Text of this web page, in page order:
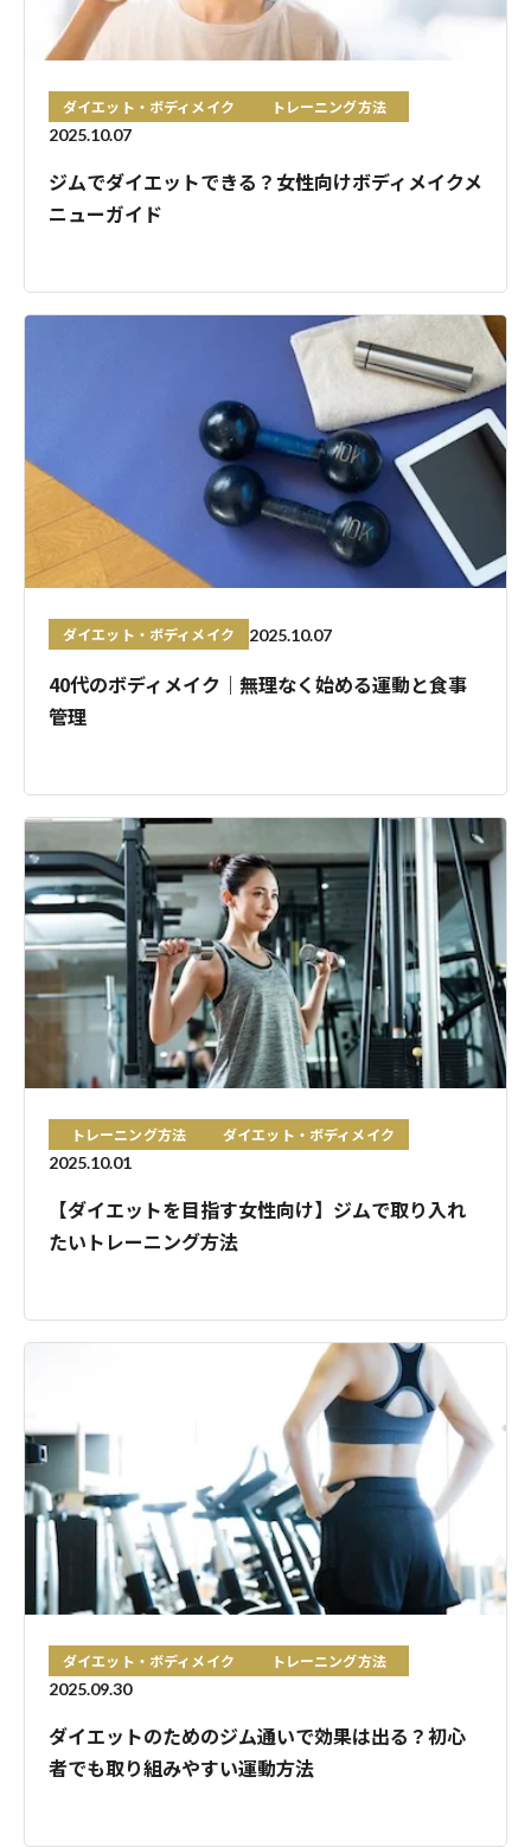
ダイエット・ボディメイク
トレーニング方法
2025.10.07
ジムでダイエットできる？女性向けボディメイクメ
ニューガイド
ダイエット・ボディメイク 2025.10.07
40代のボディメイク｜無理なく始める運動と食事
管理
トレーニング方法
ダイエット・ボディメイク
2025.10.01
【ダイエットを目指す女性向け】ジムで取り入れ
たいトレーニング方法
ダイエット・ボディメイク
トレーニング方法
2025.09.30
ダイエットのためのジム通いで効果は出る？初心
者でも取り組みやすい運動方法